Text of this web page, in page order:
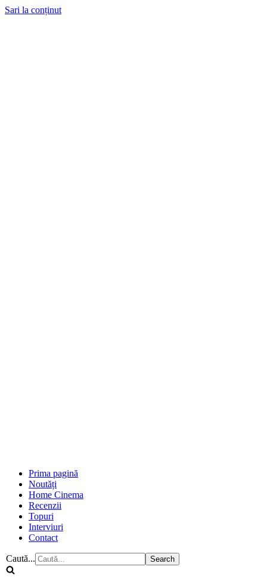
Sari la conținut
Prima pagină
Noutăți
Home Cinema
Recenzii
Topuri
Interviuri
Contact
Caută...